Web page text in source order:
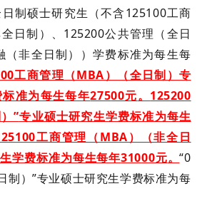
制硕士研究生（不含125100工商
日制） 、 125200公共管理 （全日
非全日制） ）学费标准为每生每
工商管理（MBA）（全日制）专
准为每生每年27500元。 125200
”专业硕士研究生学费标准为每生
工商管理（MBA）（非全日
学费标准为每生每年31000元。“0
制）”专业硕士研究生学费标准为每